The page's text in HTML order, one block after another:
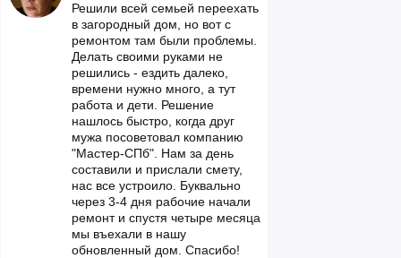
Решили всей семьей переехать
в загородный дом, но вот с
ремонтом там были проблемы.
Делать своими руками не
решились - ездить далеко,
времени нужно много, а тут
работа и дети. Решение
нашлось быстро, когда друг
мужа посоветовал компанию
"Мастер-СПб". Нам за день
составили и прислали смету,
нас все устроило. Буквально
через 3-4 дня рабочие начали
ремонт и спустя четыре месяца
мы въехали в нашу
обновленный дом. Спасибо!